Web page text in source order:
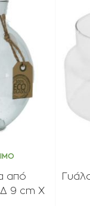
από
Δ 9 cm X